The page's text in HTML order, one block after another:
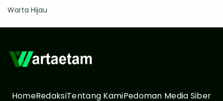
Warta Hijau
HomeRedaksiTentang KamiPedoman Media Siber